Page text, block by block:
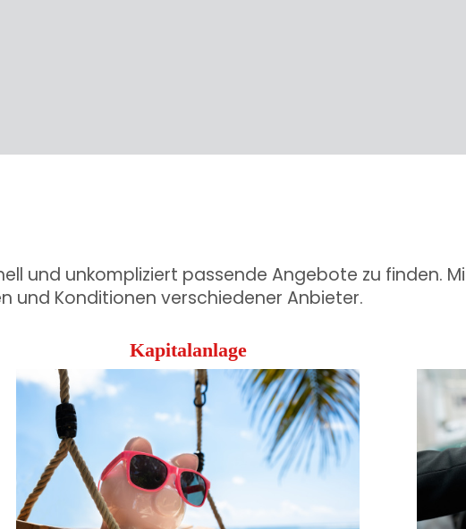
und unkompliziert passende Angebote zu finden.
und Konditionen verschiedener Anbieter.
Kapitalanlage